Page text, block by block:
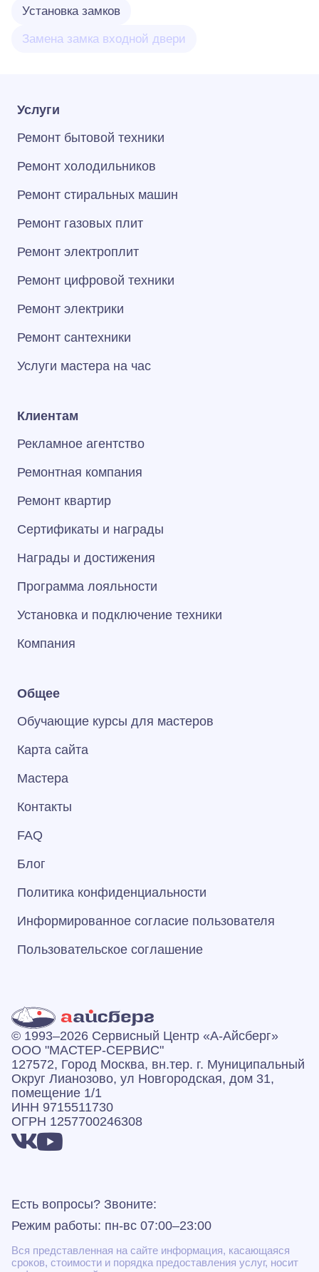
Установка замков
Замена замка входной двери
Услуги
Ремонт бытовой техники
Ремонт холодильников
Ремонт стиральных машин
Ремонт газовых плит
Ремонт электроплит
Ремонт цифровой техники
Ремонт электрики
Ремонт сантехники
Услуги мастера на час
Клиентам
Рекламное агентство
Ремонтная компания
Ремонт квартир
Сертификаты и награды
Награды и достижения
Программа лояльности
Установка и подключение техники
Компания
Общее
Обучающие курсы для мастеров
Карта сайта
Мастера
Контакты
FAQ
Блог
Политика конфиденциальности
Информированное согласие пользователя
Пользовательское соглашение
© 1993–2026 Сервисный Центр «А‑Айсберг»
ООО "МАСТЕР-СЕРВИС"
127572, Город Москва, вн.тер. г. Муниципальный
Округ Лианозово, ул Новгородская, дом 31,
помещение 1/1
ИНН 9715511730
ОГРН 1257700246308
Есть вопросы? Звоните:
Режим работы: пн-вс 07:00–23:00
Вся представленная на сайте информация, касающаяся
сроков, стоимости и порядка предоставления услуг, носит